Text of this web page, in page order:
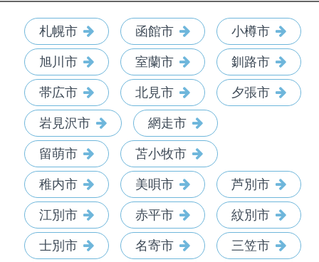
札幌市 函館市 小樽市
旭川市 室蘭市 釧路市
帯広市 北見市 夕張市
岩見沢市 網走市
留萌市 苫小牧市
稚内市 美唄市 芦別市
江別市 赤平市 紋別市
士別市 名寄市 三笠市